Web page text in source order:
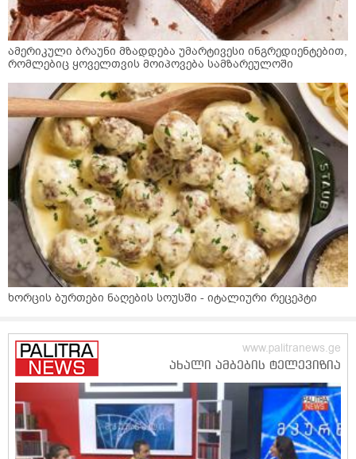
ამერიკული ბრაუნი მზადდება უმარტივესი ინგრედიენტებით,
რომლებიც ყოველთვის მოიპოვება სამზარეულოში
ხორცის ბურთები ნაღების სოუსში - იტალიური რეცეპტი